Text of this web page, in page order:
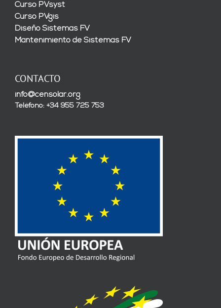
Curso PVsyst
Curso PVgis
Diseño Sistemas FV
Mantenimiento de Sistemas FV
CONTACTO
info@censolar.org
Teléfono: +34 955 725 753